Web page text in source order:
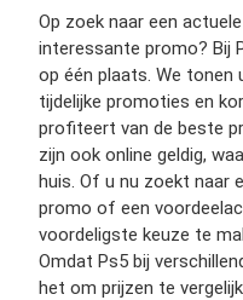
Op zoek naar een
interessante promo? Bij
op één plaats. We tonen
tijdelijke promoties en
profiteert van de beste
zijn ook online geldig,
huis. Of u nu zoekt naar
promo of een
voordeligste keuze te
Omdat Ps5 bij
het om prijzen te